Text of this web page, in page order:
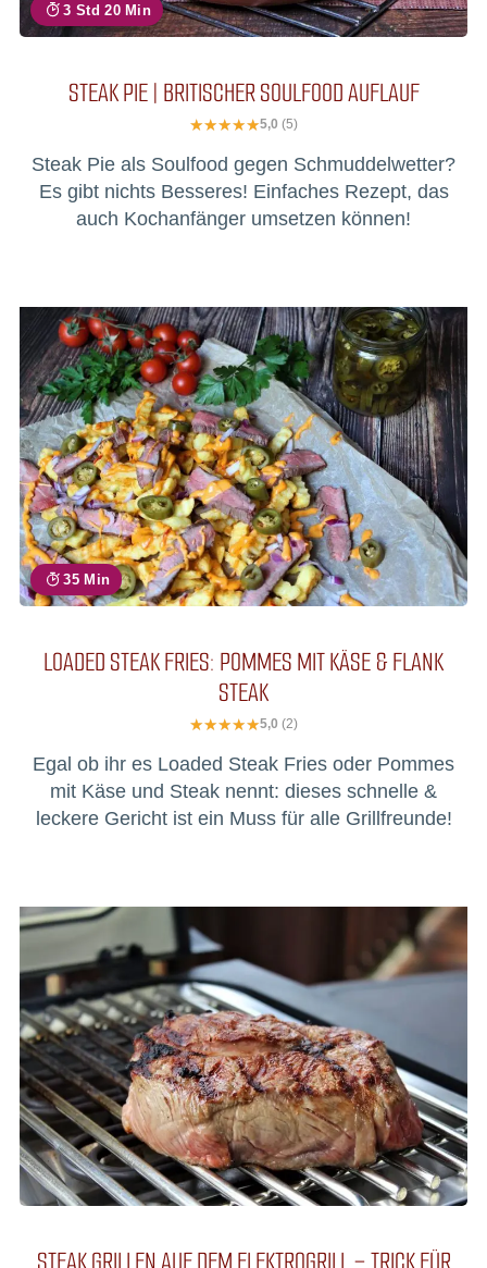
3 Std 20 Min
STEAK PIE | BRITISCHER SOULFOOD AUFLAUF
5,0 (5)
Steak Pie als Soulfood gegen Schmuddelwetter?
Es gibt nichts Besseres! Einfaches Rezept, das
auch Kochanfänger umsetzen können!
35 Min
LOADED STEAK FRIES: POMMES MIT KÄSE & FLANK
STEAK
5,0 (2)
Egal ob ihr es Loaded Steak Fries oder Pommes
mit Käse und Steak nennt: dieses schnelle &
leckere Gericht ist ein Muss für alle Grillfreunde!